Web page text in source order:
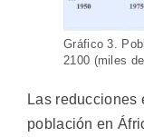
Gráfico 3.
2100 (miles
Las reducciones
población en